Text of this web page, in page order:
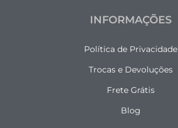
INFORMAÇÕES
Política de Privacidade
Trocas e Devoluções
Frete Grátis
Blog